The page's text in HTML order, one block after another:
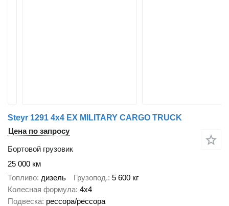
Steyr 1291 4x4 EX MILITARY CARGO TRUCK
Цена по запросу
Бортовой грузовик
25 000 км
Топливо дизель Грузопод. 5 600 кг
Колесная формула 4x4
Подвеска рессора/рессора